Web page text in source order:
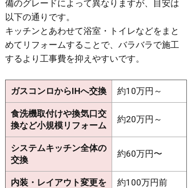
備のグレードによって異なりますが、目安は
以下の通りです。
キッチンとあわせて浴室・トイレなどをまと
めてリフォームすることで、バラバラで施工
するより工事費を抑えやすいです。
ガスコンロからIHへ交換 約10万円～
食洗機取付けや換気口交
換など小規模リフォーム
約20万円～
システムキッチン全体の
交換
約60万円〜
内装・レイアウト変更を
約100万円前